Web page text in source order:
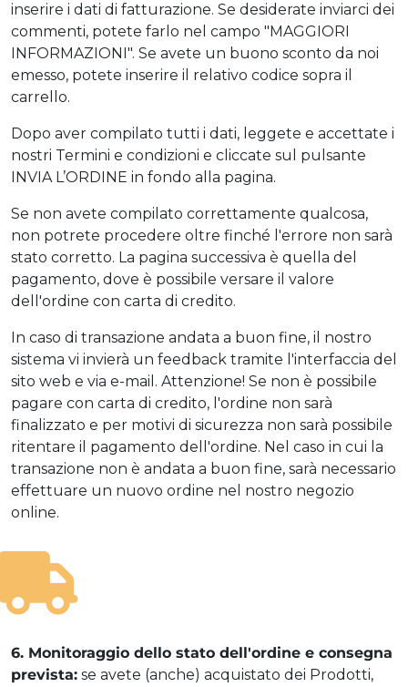
inserire i dati di fatturazione. Se desiderate inviarci dei
commenti, potete farlo nel campo "MAGGIORI
INFORMAZIONI". Se avete un buono sconto da noi
emesso, potete inserire il relativo codice sopra il
carrello.
Dopo aver compilato tutti i dati, leggete e accettate i
nostri Termini e condizioni e cliccate sul pulsante
INVIA L’ORDINE in fondo alla pagina.
Se non avete compilato correttamente qualcosa,
non potrete procedere oltre finché l'errore non sarà
stato corretto. La pagina successiva è quella del
pagamento, dove è possibile versare il valore
dell'ordine con carta di credito.
In caso di transazione andata a buon fine, il nostro
sistema vi invierà un feedback tramite l'interfaccia del
sito web e via e-mail. Attenzione! Se non è possibile
pagare con carta di credito, l'ordine non sarà
finalizzato e per motivi di sicurezza non sarà possibile
ritentare il pagamento dell'ordine. Nel caso in cui la
transazione non è andata a buon fine, sarà necessario
effettuare un nuovo ordine nel nostro negozio
online.
6. Monitoraggio dello stato dell'ordine e consegna
prevista: se avete (anche) acquistato dei Prodotti,